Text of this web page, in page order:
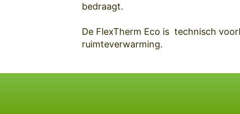
bedraagt.
De FlexTherm Eco is technisch
ruimteverwarming.